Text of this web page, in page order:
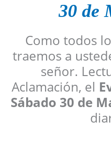
30 de
Como todos
traemos a
señor.
Aclamación, el
Sábado 30 de